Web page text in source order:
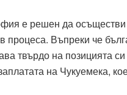
е решен да осъществи
процеса. Въпреки че
твърдо на позицията
на Чукуемека,